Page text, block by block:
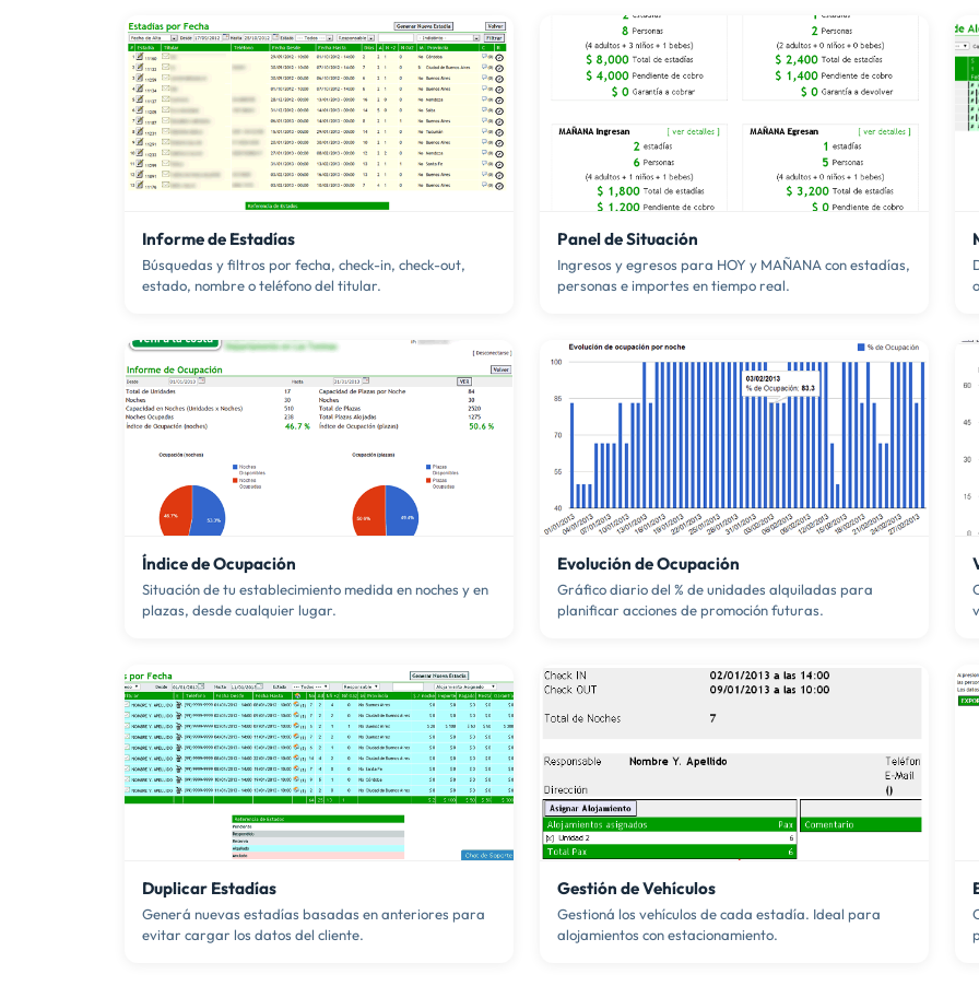
Informe de Estadías
Búsquedas y filtros por fecha, check-in, check-out,
estado, nombre o teléfono del titular.
Panel de Situación
Ingresos y egresos para HOY y MAÑANA con estadías,
personas e importes en tiempo real.
Índice de Ocupación
Situación de tu establecimiento medida en noches y en
plazas, desde cualquier lugar.
Evolución de Ocupación
Gráfico diario del % de unidades alquiladas para
planificar acciones de promoción futuras.
Duplicar Estadías
Generá nuevas estadías basadas en anteriores para
evitar cargar los datos del cliente.
Gestión de Vehículos
Gestioná los vehículos de cada estadía. Ideal para
alojamientos con estacionamiento.